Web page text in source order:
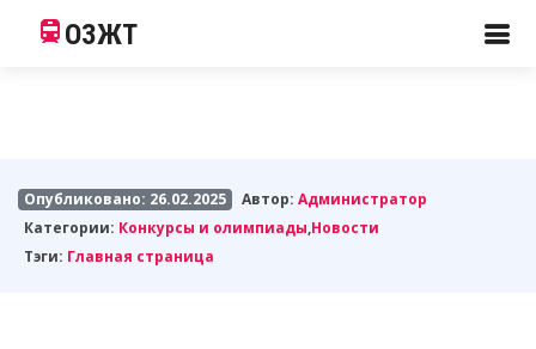
ОЗЖТ
Опубликовано: 26.02.2025 Автор:Администратор
Категории: Конкурсы и олимпиады,Новости
Тэги: Главная страница